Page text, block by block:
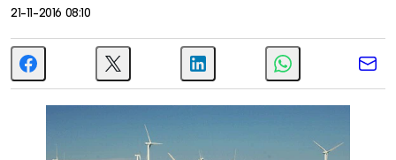
21-11-2016 08:10